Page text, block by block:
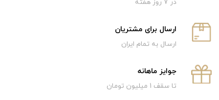
در 7 روز هفته
ارسال برای مشتریان
ارسال به تمام ایران
جوایز ماهانه
تا سقف 1 میلیون تومان